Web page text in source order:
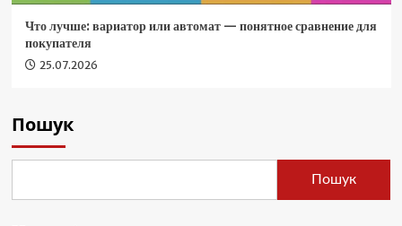
Что лучше: вариатор или автомат — понятное сравнение для
покупателя
25.07.2026
Пошук
Пошук